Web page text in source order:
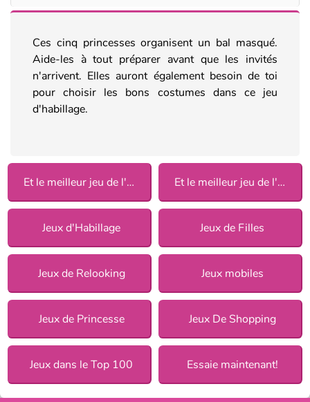
Ces cinq princesses organisent un bal masqué.
Aide-les à tout préparer avant que les invités
n'arrivent. Elles auront également besoin de toi
pour choisir les bons costumes dans ce jeu
d'habillage.
Et le meilleur jeu de l'année est 2016 Et le meilleur jeu de l'année est 2018
Jeux d'Habillage Jeux de Filles
Jeux de Relooking Jeux mobiles
Jeux de Princesse Jeux De Shopping
Jeux dans le Top 100 Essaie maintenant!